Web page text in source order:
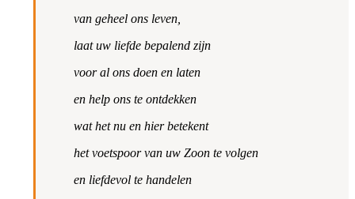
van geheel ons leven,
laat uw liefde bepalend zijn
voor al ons doen en laten
en help ons te ontdekken
wat het nu en hier betekent
het voetspoor van uw Zoon te volgen
en liefdevol te handelen